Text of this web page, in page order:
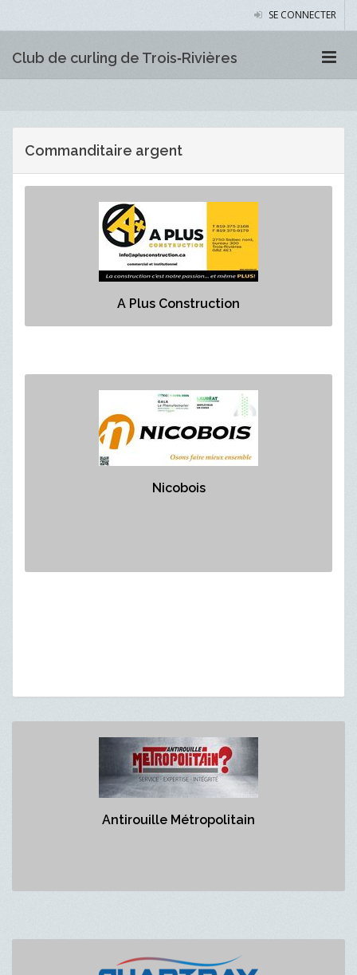
SE CONNECTER
Club de curling de Trois‑Rivières
Commanditaire argent
A Plus Construction
A Plus Construction
Commanditaire argent
Nicobois
Nicobois
https://www.nicobois.com/
Commanditaire argent
Antirouille Métropolitain
Antirouille Métropolitain
Gaétan Raiche
Chartray Réfrigération